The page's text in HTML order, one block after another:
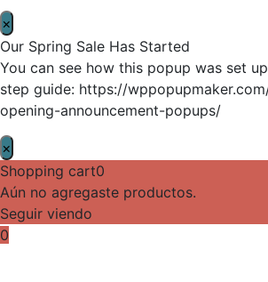
×
Our Spring Sale Has Started
You can see how this popup was set
step guide: https://
opening-announcement-popups/
×
Shopping cart0
Aún no agregaste productos.
Seguir viendo
0